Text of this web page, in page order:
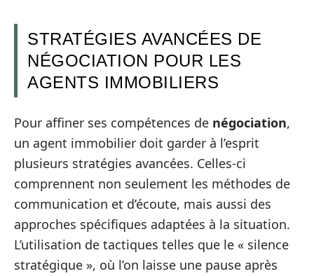
STRATÉGIES AVANCÉES DE
NÉGOCIATION POUR LES
AGENTS IMMOBILIERS
Pour affiner ses compétences de négociation,
un agent immobilier doit garder à l’esprit
plusieurs stratégies avancées. Celles-ci
comprennent non seulement les méthodes de
communication et d’écoute, mais aussi des
approches spécifiques adaptées à la situation.
L’utilisation de tactiques telles que le « silence
stratégique », où l’on laisse une pause après